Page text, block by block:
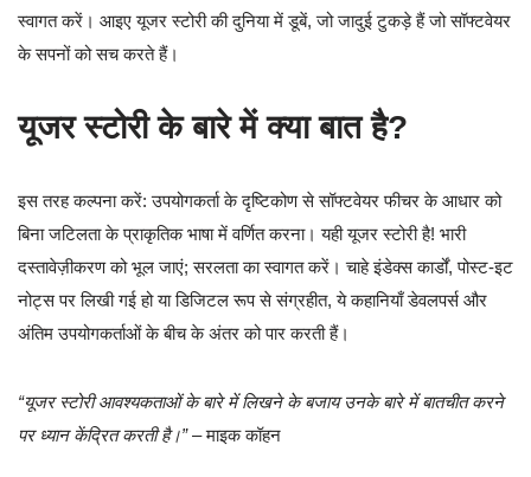
स्वागत करें। आइए यूजर स्टोरी की दुनिया में डूबें, जो जादुई टुकड़े हैं जो सॉफ्टवेयर
के सपनों को सच करते हैं।
यूजर स्टोरी के बारे में क्या बात है?
इस तरह कल्पना करें: उपयोगकर्ता के दृष्टिकोण से सॉफ्टवेयर फीचर के आधार को
बिना जटिलता के प्राकृतिक भाषा में वर्णित करना। यही यूजर स्टोरी है! भारी
दस्तावेज़ीकरण को भूल जाएं; सरलता का स्वागत करें। चाहे इंडेक्स कार्डों, पोस्ट-इट
नोट्स पर लिखी गई हो या डिजिटल रूप से संग्रहीत, ये कहानियाँ डेवलपर्स और
अंतिम उपयोगकर्ताओं के बीच के अंतर को पार करती हैं।
“यूजर स्टोरी आवश्यकताओं के बारे में लिखने के बजाय उनके बारे में बातचीत करने
पर ध्यान केंद्रित करती है।”– माइक कॉहन